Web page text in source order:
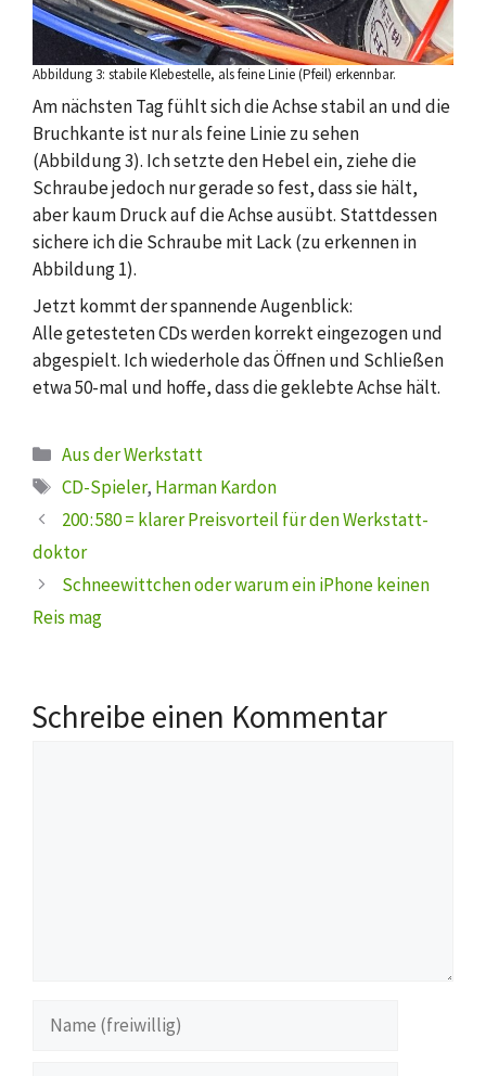
Abbildung 3: stabile Klebestelle, als feine Linie (Pfeil) erkennbar.
Am nächsten Tag fühlt sich die Achse stabil an und die
Bruchkante ist nur als feine Linie zu sehen
(Abbildung 3). Ich setzte den Hebel ein, ziehe die
Schraube jedoch nur gerade so fest, dass sie hält,
aber kaum Druck auf die Achse ausübt. Stattdessen
sichere ich die Schraube mit Lack (zu erkennen in
Abbildung 1).
Jetzt kommt der spannende Augenblick:
Alle getesteten CDs werden korrekt eingezogen und
abgespielt. Ich wiederhole das Öffnen und Schließen
etwa 50-mal und hoffe, dass die geklebte Achse hält.
Kategorien
Aus der Werkstatt
Schlagwörter
CD-Spieler, Harman Kardon
200 : 580 = klarer Preisvorteil für den Werkstatt­
doktor
Schneewittchen oder warum ein iPhone keinen
Reis mag
Schreibe einen Kommentar
(freiwillig)